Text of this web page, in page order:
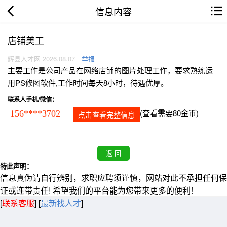
信息内容
店铺美工
辉县人才网 2026.08.07 举报
主要工作是公司产品在网络店铺的图片处理工作，要求熟练运
用PS修图软件,工作时间每天8小时，待遇优厚。
联系人手机/微信：
156****3702 点击查看完整信息 (查看需要80金币)
特此声明：
信息真伪请自行辨别，求职应聘须谨慎，网站对此不承担任何保
证或连带责任! 希望我们的平台能为您带来更多的便利！
[联系客服] [最新找人才]